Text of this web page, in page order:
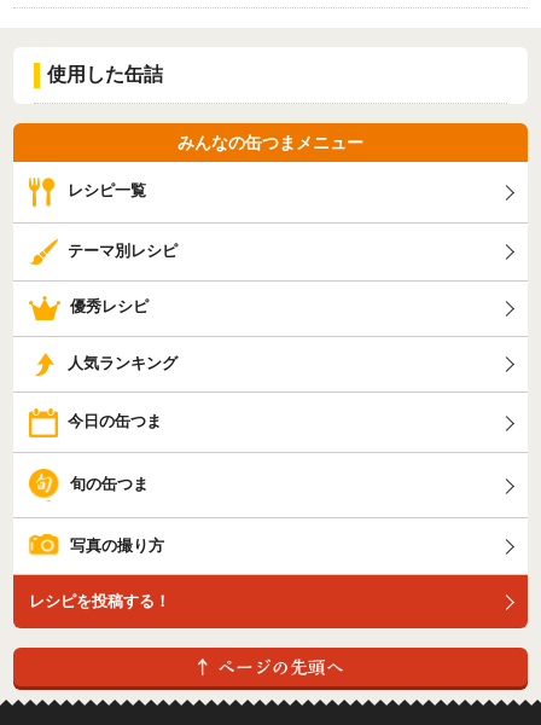
使用した缶詰
みんなの缶つまメニュー
レシピ一覧
テーマ別レシピ
優秀レシピ
人気ランキング
今日の缶つま
旬の缶つま
写真の撮り方
レシピを投稿する！